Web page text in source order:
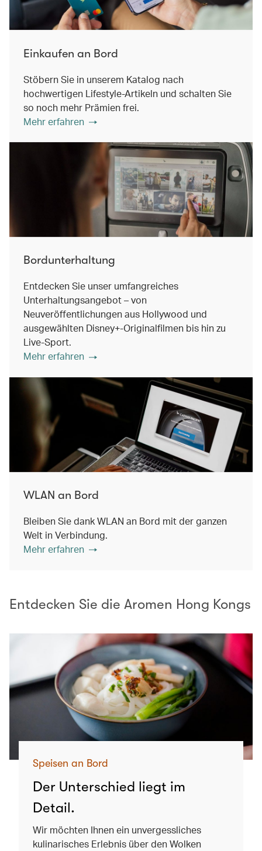
Einkaufen an Bord
Stöbern Sie in unserem Katalog nach
hochwertigen Lifestyle-Artikeln und schalten Sie
so noch mehr Prämien frei.
Mehr erfahren
Bordunterhaltung
Entdecken Sie unser umfangreiches
Unterhaltungsangebot – von
Neuveröffentlichungen aus Hollywood und
ausgewählten Disney+-Originalfilmen bis hin zu
Live-Sport.
Mehr erfahren
WLAN an Bord
Bleiben Sie dank WLAN an Bord mit der ganzen
Welt in Verbindung.
Mehr erfahren
Entdecken Sie die Aromen Hong Kongs
Speisen an Bord
Der Unterschied liegt im
Detail.
Wir möchten Ihnen ein unvergessliches
kulinarisches Erlebnis über den Wolken